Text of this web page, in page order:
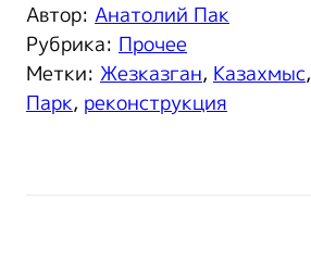
Автор: Анатолий Пак
Рубрика: Прочее
Метки: Жезказган, Казахмыс,
Парк, реконструкция